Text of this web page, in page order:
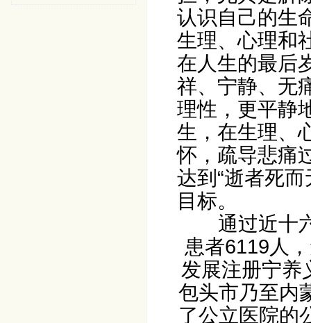
认识自己的生
生理、心理和
在人生的最后
祥、宁静、无
理性，更平静
生，在生理、
怀，疏导悲痛
达到“逝者死
目标。
通过近十六
患者6119人
发展注册宁养
包头市乃至内
了公立医院的